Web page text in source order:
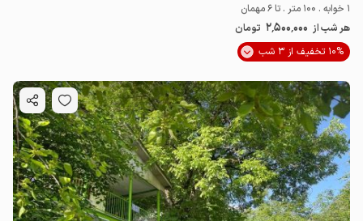
1 خوابه . 100 متر . تا 6 مهمان
هر شب از 2٬500٬000 تومان
10% تخفیف از 3 شب